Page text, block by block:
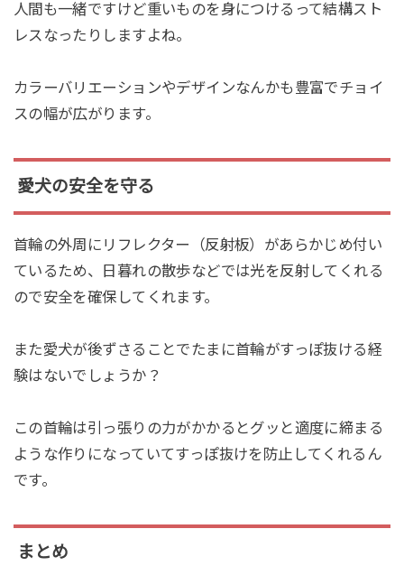
人間も一緒ですけど重いものを身につけるって結構スト
レスなったりしますよね。
カラーバリエーションやデザインなんかも豊富でチョイ
スの幅が広がります。
愛犬の安全を守る
首輪の外周にリフレクター（反射板）があらかじめ付い
ているため、日暮れの散歩などでは光を反射してくれる
ので安全を確保してくれます。
また愛犬が後ずさることでたまに首輪がすっぽ抜ける経
験はないでしょうか？
この首輪は引っ張りの力がかかるとグッと適度に締まる
ような作りになっていてすっぽ抜けを防止してくれるん
です。
まとめ